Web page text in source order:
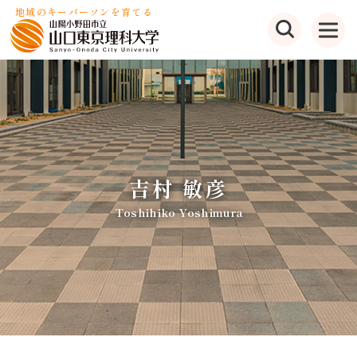
地域のキーパーソンを育てる
吉村 敏彦
Toshihiko Yoshimura